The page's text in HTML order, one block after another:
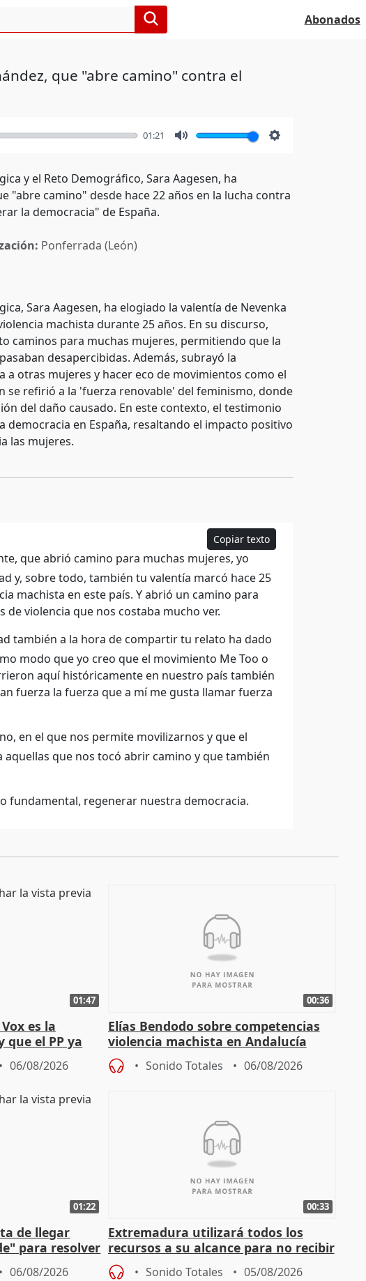
Abonados
que "abre camino" contra el
01:21
y el Reto Demográfico, Sara Aagesen, ha
"abre camino" desde hace 22 años en la lucha contra
la democracia" de España.
Ponferrada (León)
Sara Aagesen, ha elogiado la valentía de Nevenka
machista durante 25 años. En su discurso,
caminos para muchas mujeres, permitiendo que la
desapercibidas. Además, subrayó la
otras mujeres y hacer eco de movimientos como el
se refirió a la 'fuerza renovable' del feminismo, donde
del daño causado. En este contexto, el testimonio
en España, resaltando el impacto positivo
las mujeres.
Copiar texto
que abrió camino para muchas mujeres, yo
y, sobre todo, también tu valentía marcó hace 25
machista en este país. Y abrió un camino para
violencia que nos costaba mucho ver.
también a la hora de compartir tu relato ha dado
modo que yo creo que el movimiento Me Too o
aquí históricamente en nuestro país también
fuerza la fuerza que a mí me gusta llamar fuerza
en el que nos permite movilizarnos y que el
que nos tocó abrir camino y que también
fundamental, regenerar nuestra democracia.
01:47
es la
que el PP ya
06/08/2026
00:36
Elías Bendodo sobre competencias
violencia machista en Andalucía
Sonido Totales 06/08/2026
01:22
de llegar
para resolver
06/08/2026
00:33
Extremadura utilizará todos los
recursos a su alcance para no recibir
más menores migrantes
Sonido Totales 05/08/2026